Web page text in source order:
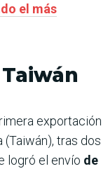
el más
exportación
(Taiwán), tras dos
logró el envío de